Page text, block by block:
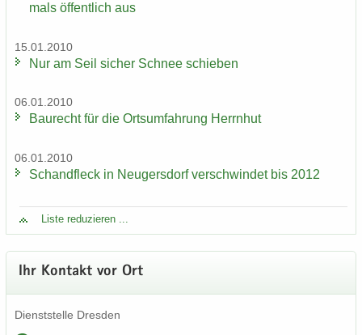
mals öf­fent­lich aus
15.01.2010
Nur am Seil si­cher Schnee schie­ben
06.01.2010
Bau­recht für die Orts­um­fah­rung Herrn­hut
06.01.2010
Schand­fleck in Neu­gers­dorf ver­schwin­det bis 2012
Liste re­du­zie­ren ...
Ihr Kon­takt vor Ort
Dienst­stel­le Dres­den